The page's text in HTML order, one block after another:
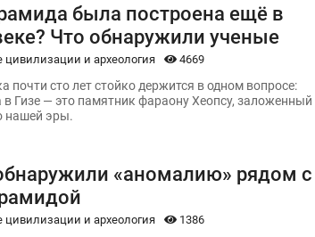
была построена ещё в
Что обнаружили ученые
цивилизации и археология 4669
почти сто лет стойко держится в одном вопросе:
Гизе — это памятник фараону Хеопсу, заложенный
нашей эры.
«аномалию» рядом с
цивилизации и археология 1386